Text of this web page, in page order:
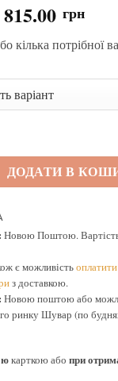
815.00 грн
кілька потрібної
з качиним філе
ДОДАТИ В
Новою Поштою.
є можливість
з доставкою.
Новою поштою або
ринку Шувар (по
карткою або при